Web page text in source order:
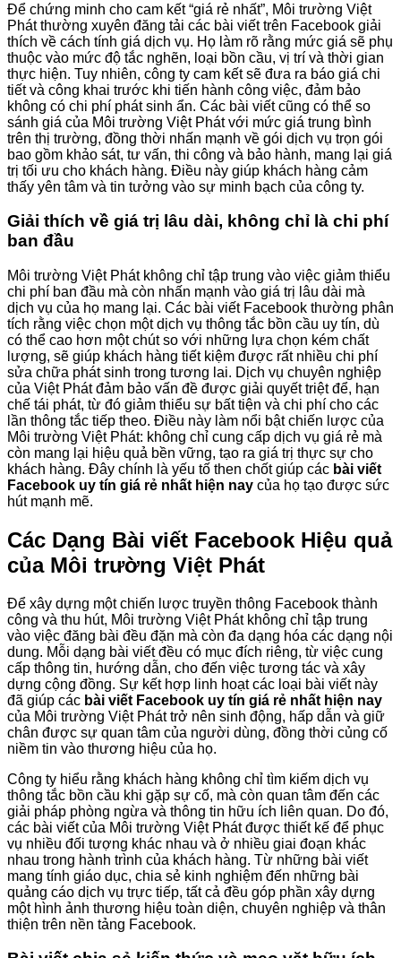
Để chứng minh cho cam kết “giá rẻ nhất”, Môi trường Việt
Phát thường xuyên đăng tải các bài viết trên Facebook giải
thích về cách tính giá dịch vụ. Họ làm rõ rằng mức giá sẽ phụ
thuộc vào mức độ tắc nghẽn, loại bồn cầu, vị trí và thời gian
thực hiện. Tuy nhiên, công ty cam kết sẽ đưa ra báo giá chi
tiết và công khai trước khi tiến hành công việc, đảm bảo
không có chi phí phát sinh ẩn. Các bài viết cũng có thể so
sánh giá của Môi trường Việt Phát với mức giá trung bình
trên thị trường, đồng thời nhấn mạnh về gói dịch vụ trọn gói
bao gồm khảo sát, tư vấn, thi công và bảo hành, mang lại giá
trị tối ưu cho khách hàng. Điều này giúp khách hàng cảm
thấy yên tâm và tin tưởng vào sự minh bạch của công ty.
Giải thích về giá trị lâu dài, không chỉ là chi phí
ban đầu
Môi trường Việt Phát không chỉ tập trung vào việc giảm thiểu
chi phí ban đầu mà còn nhấn mạnh vào giá trị lâu dài mà
dịch vụ của họ mang lại. Các bài viết Facebook thường phân
tích rằng việc chọn một dịch vụ thông tắc bồn cầu uy tín, dù
có thể cao hơn một chút so với những lựa chọn kém chất
lượng, sẽ giúp khách hàng tiết kiệm được rất nhiều chi phí
sửa chữa phát sinh trong tương lai. Dịch vụ chuyên nghiệp
của Việt Phát đảm bảo vấn đề được giải quyết triệt để, hạn
chế tái phát, từ đó giảm thiểu sự bất tiện và chi phí cho các
lần thông tắc tiếp theo. Điều này làm nổi bật chiến lược của
Môi trường Việt Phát: không chỉ cung cấp dịch vụ giá rẻ mà
còn mang lại hiệu quả bền vững, tạo ra giá trị thực sự cho
khách hàng. Đây chính là yếu tố then chốt giúp các bài viết
Facebook uy tín giá rẻ nhất hiện nay của họ tạo được sức
hút mạnh mẽ.
Các Dạng Bài viết Facebook Hiệu quả
của Môi trường Việt Phát
Để xây dựng một chiến lược truyền thông Facebook thành
công và thu hút, Môi trường Việt Phát không chỉ tập trung
vào việc đăng bài đều đặn mà còn đa dạng hóa các dạng nội
dung. Mỗi dạng bài viết đều có mục đích riêng, từ việc cung
cấp thông tin, hướng dẫn, cho đến việc tương tác và xây
dựng cộng đồng. Sự kết hợp linh hoạt các loại bài viết này
đã giúp các bài viết Facebook uy tín giá rẻ nhất hiện nay
của Môi trường Việt Phát trở nên sinh động, hấp dẫn và giữ
chân được sự quan tâm của người dùng, đồng thời củng cố
niềm tin vào thương hiệu của họ.
Công ty hiểu rằng khách hàng không chỉ tìm kiếm dịch vụ
thông tắc bồn cầu khi gặp sự cố, mà còn quan tâm đến các
giải pháp phòng ngừa và thông tin hữu ích liên quan. Do đó,
các bài viết của Môi trường Việt Phát được thiết kế để phục
vụ nhiều đối tượng khác nhau và ở nhiều giai đoạn khác
nhau trong hành trình của khách hàng. Từ những bài viết
mang tính giáo dục, chia sẻ kinh nghiệm đến những bài
quảng cáo dịch vụ trực tiếp, tất cả đều góp phần xây dựng
một hình ảnh thương hiệu toàn diện, chuyên nghiệp và thân
thiện trên nền tảng Facebook.